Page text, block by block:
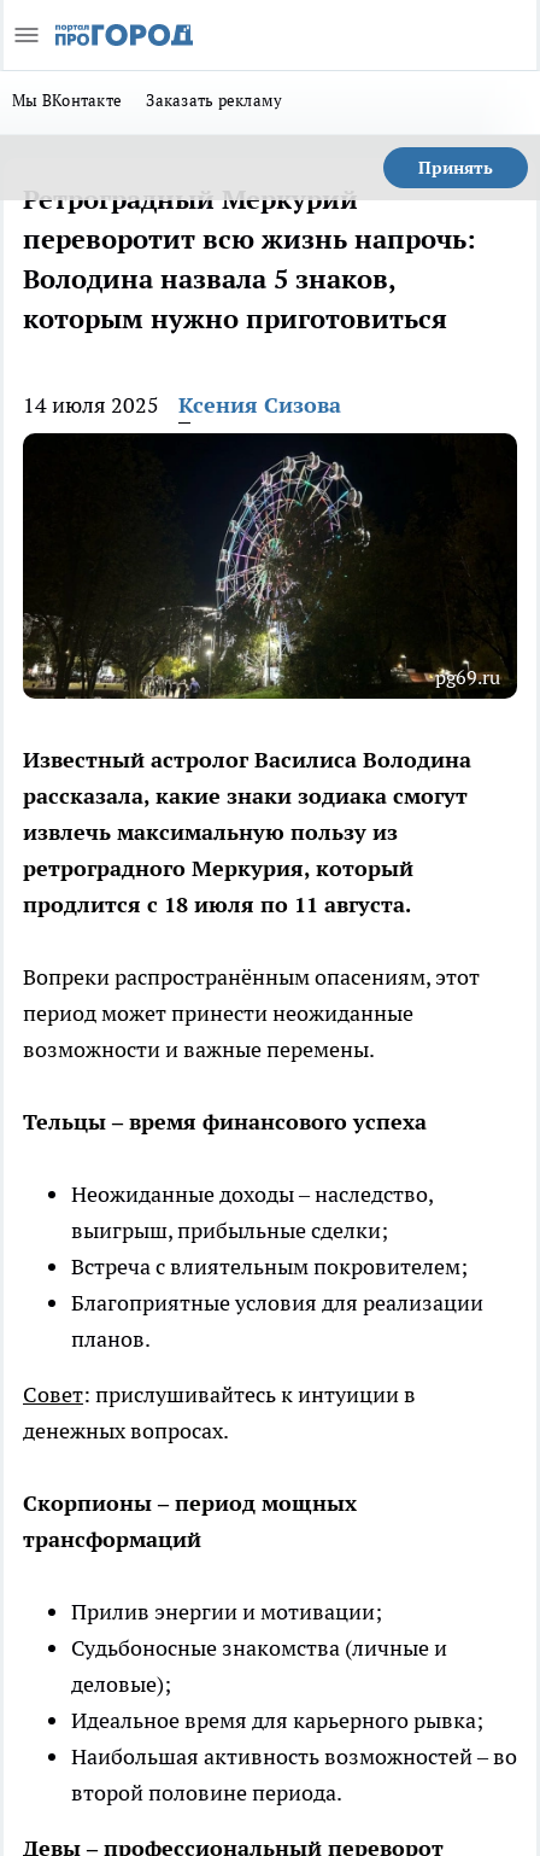
Мы ВКонтакте Заказать рекламу
Принять
Ретроградный Меркурий
переворотит всю жизнь напрочь:
Володина назвала 5 знаков,
которым нужно приготовиться
14 июля 2025 Ксения Сизова
pg69.ru
Известный астролог Василиса Володина
рассказала, какие знаки зодиака смогут
извлечь максимальную пользу из
ретроградного Меркурия, который
продлится с 18 июля по 11 августа.
Вопреки распространённым опасениям, этот
период может принести неожиданные
возможности и важные перемены.
Тельцы – время финансового успеха
Неожиданные доходы – наследство,
выигрыш, прибыльные сделки;
Встреча с влиятельным покровителем;
Благоприятные условия для реализации
планов.
Совет: прислушивайтесь к интуиции в
денежных вопросах.
Скорпионы – период мощных
трансформаций
Прилив энергии и мотивации;
Судьбоносные знакомства (личные и
деловые);
Идеальное время для карьерного рывка;
Наибольшая активность возможностей – во
второй половине периода.
Девы – профессиональный переворот